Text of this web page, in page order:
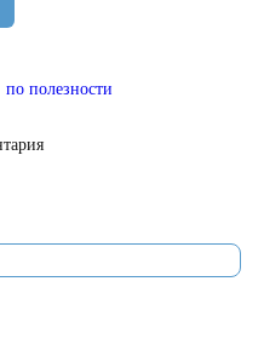
по полезности